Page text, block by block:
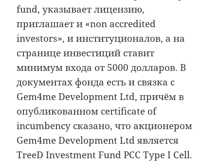
fund, указывает лицензию,
приглашает и «non accredited
investors», и институционалов, а на
странице инвестиций ставит
минимум входа от 5000 долларов. В
документах фонда есть и связка с
Gem4me Development Ltd, причём в
опубликованном certificate of
incumbency сказано, что акционером
Gem4me Development Ltd является
TreeD Investment Fund PCC Type I Cell.